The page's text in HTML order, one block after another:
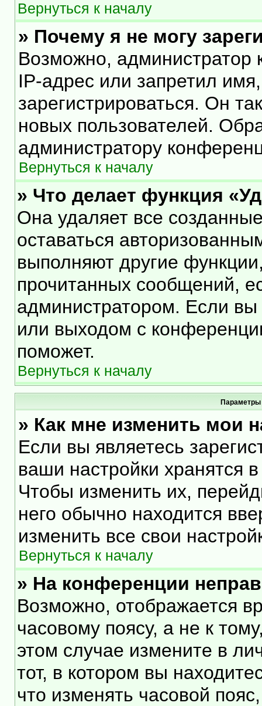
Вернуться к началу
» Почему я не могу
Возможно, администратор
IP-адрес или запретил
зарегистрироваться. Он
новых пользователей.
администратору
Вернуться к началу
» Что делает функция
Она удаляет все
оставаться
выполняют другие
прочитанных сообщений,
администратором. Если
или выходом с
поможет.
Вернуться к началу
Параметры
» Как мне изменить мои
Если вы являетесь
ваши настройки хранятся
Чтобы изменить их,
него обычно находится
изменить все свои
Вернуться к началу
» На конференции
Возможно, отображается
часовому поясу, а не к
этом случае измените в
тот, в котором вы
что изменять часовой